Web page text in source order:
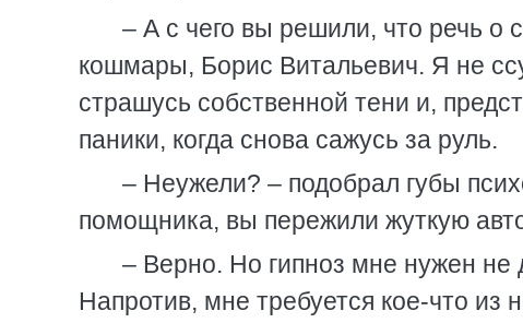
– А с чего вы решили, что речь о
кошмары, Борис Витальевич. Я не
страшусь собственной тени и,
паники, когда снова сажусь за руль.
– Неужели? – подобрал губы
помощника, вы пережили жуткую
– Верно. Но гипноз мне нужен не
Напротив, мне требуется кое-что из